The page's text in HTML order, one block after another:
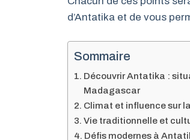
d’Antatika et de vous
Sommaire
Découvrir Antatika :
Madagascar
Climat et influence sur
Vie traditionnelle et
Défis modernes à